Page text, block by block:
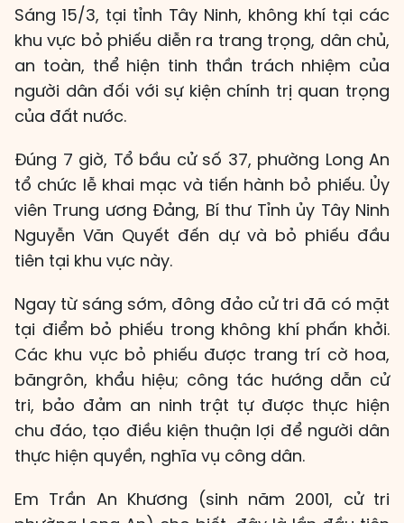
Sáng 15/3, tại tỉnh Tây Ninh, không khí tại các
khu vực bỏ phiếu diễn ra trang trọng, dân chủ,
an toàn, thể hiện tinh thần trách nhiệm của
người dân đối với sự kiện chính trị quan trọng
của đất nước.
Đúng 7 giờ, Tổ bầu cử số 37, phường Long An
tổ chức lễ khai mạc và tiến hành bỏ phiếu. Ủy
viên Trung ương Đảng, Bí thư Tỉnh ủy Tây Ninh
Nguyễn Văn Quyết đến dự và bỏ phiếu đầu
tiên tại khu vực này.
Ngay từ sáng sớm, đông đảo cử tri đã có mặt
tại điểm bỏ phiếu trong không khí phấn khởi.
Các khu vực bỏ phiếu được trang trí cờ hoa,
băngrôn, khẩu hiệu; công tác hướng dẫn cử
tri, bảo đảm an ninh trật tự được thực hiện
chu đáo, tạo điều kiện thuận lợi để người dân
thực hiện quyền, nghĩa vụ công dân.
Em Trần An Khương (sinh năm 2001, cử tri